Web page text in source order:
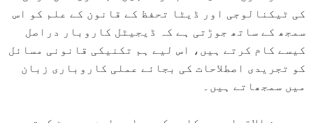
کی ٹیکنالوجی اور ڈیٹا تحفظ کے قانون کے علم کو اس
سمجھ کے ساتھ جوڑتی ہے کہ ڈیجیٹل کاروبار دراصل
کیسے کام کرتے ہیں، اس لیے ہم تکنیکی قانونی مسائل
کو تجریدی اصطلاحات کی بجائے عملی کاروباری زبان
میں سمجھاتے ہیں۔